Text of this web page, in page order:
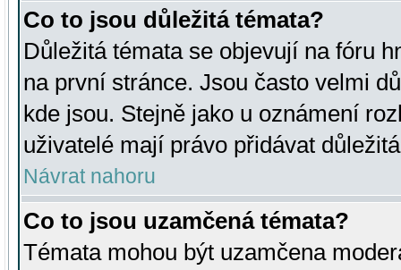
Co to jsou důležitá témata?
Důležitá témata se objevují na fóru
na první stránce. Jsou často velmi
kde jsou. Stejně jako u oznámení
uživatelé mají právo přidávat
Návrat nahoru
Co to jsou uzamčená témata?
Témata mohou být uzamčena